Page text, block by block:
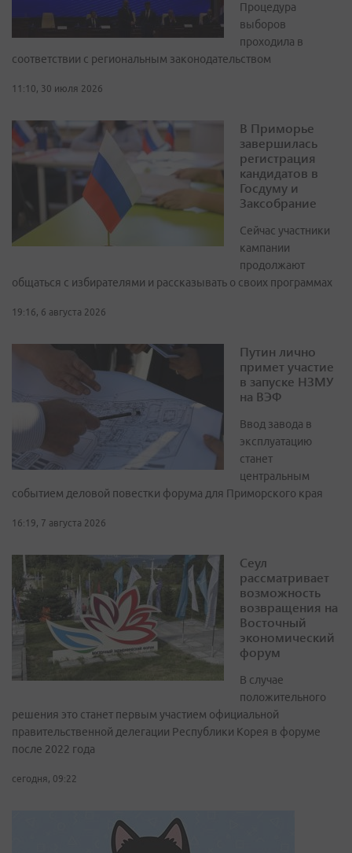
Процедура
выборов
проходила в
соответствии с региональным законодательством
11:10, 30 июля 2026
В Приморье
завершилась
регистрация
кандидатов в
Госдуму и
Заксобрание
Сейчас участники
кампании
продолжают
общаться с избирателями и рассказывать о своих программах
19:16, 6 августа 2026
Путин лично
примет участие
в запуске НЗМУ
на ВЭФ
Ввод завода в
эксплуатацию
станет
центральным
событием деловой повестки форума для Приморского края
16:19, 7 августа 2026
Сеул
рассматривает
возможность
возвращения на
Восточный
экономический
форум
В случае
положительного
решения это станет первым участием официальной
правительственной делегации Республики Корея в форуме
после 2022 года
сегодня, 09:22